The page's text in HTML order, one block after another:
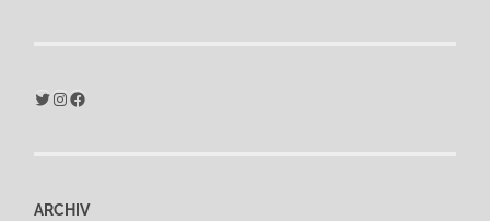
Twitter Instagram Facebook
ARCHIV